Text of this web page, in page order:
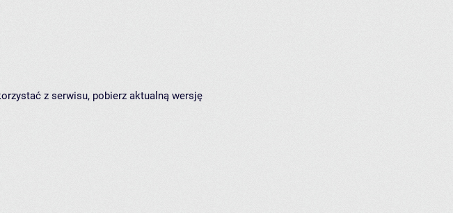
z serwisu, pobierz aktualną wersję